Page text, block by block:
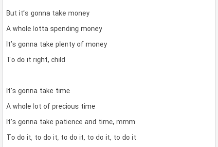
But it’s gonna take money
A whole lotta spending money
It’s gonna take plenty of money
To do it right, child
It’s gonna take time
A whole lot of precious time
It’s gonna take patience and time, mmm
To do it, to do it, to do it, to do it, to do it